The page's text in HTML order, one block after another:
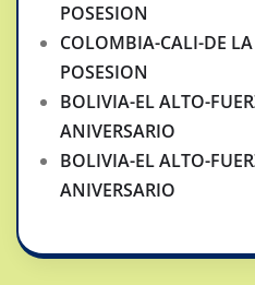
POSESION
COLOMBIA-CALI-DE
POSESION
BOLIVIA-EL ALTO-
ANIVERSARIO
BOLIVIA-EL ALTO-
ANIVERSARIO